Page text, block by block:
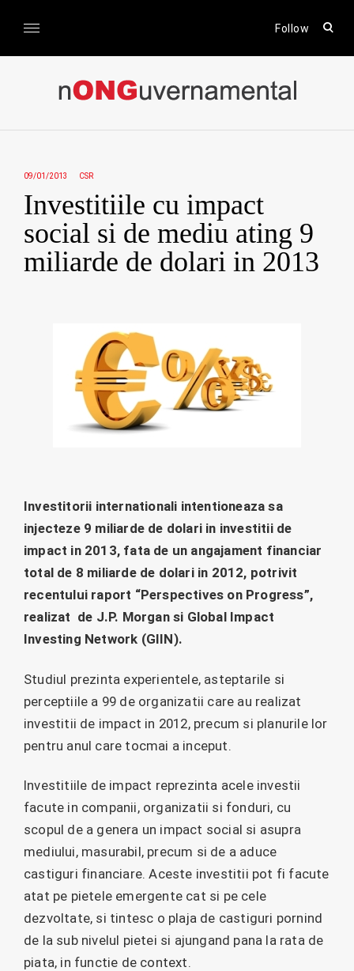
Follow
open
form
nONGuvernamental
09/01/2013 CSR
Investitiile cu impact
social si de mediu ating 9
miliarde de dolari in 2013
Investitorii internationali intentioneaza sa
injecteze 9 miliarde de dolari in investitii de
impact in 2013, fata de un angajament financiar
total de 8 miliarde de dolari in 2012, potrivit
recentului raport “Perspectives on Progress”,
realizat de J.P. Morgan si Global Impact
Investing Network (GIIN).
Studiul prezinta experientele, asteptarile si
perceptiile a 99 de organizatii care au realizat
investitii de impact in 2012, precum si planurile lor
pentru anul care tocmai a inceput.
Investitiile de impact reprezinta acele investii
facute in companii, organizatii si fonduri, cu
scopul de a genera un impact social si asupra
mediului, masurabil, precum si de a aduce
castiguri financiare. Aceste investitii pot fi facute
atat pe pietele emergente cat si pe cele
dezvoltate, si tintesc o plaja de castiguri pornind
de la sub nivelul pietei si ajungand pana la rata de
piata, in functie de context.